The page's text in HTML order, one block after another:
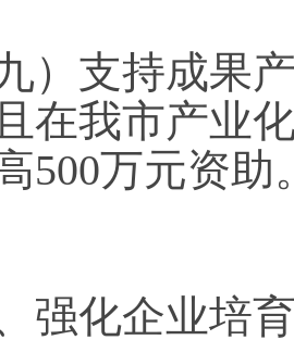
支持成果产
在我市产业
500万元资
化企业